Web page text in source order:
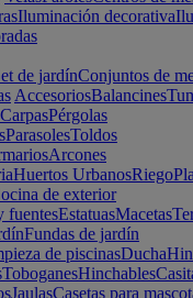
Iluminación decorativa
de jardínConjuntos de
AccesoriosBalancines
CarpasPérgolas
ParasolesToldos
Arcones
Huertos UrbanosRiego
de exterior
fuentesEstatuasMacetas
Fundas de jardín
de piscinasDucha
ToboganesHinchables
JaulasCasetas para